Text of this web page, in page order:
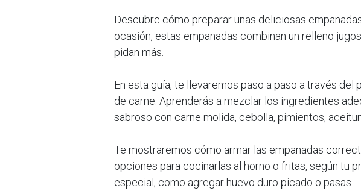
Descubre cómo preparar unas deliciosas
ocasión, estas empanadas combinan un relleno
pidan más.
En esta guía, te llevaremos paso a paso a través
de carne. Aprenderás a mezclar los ingredientes
sabroso con carne molida, cebolla, pimientos,
Te mostraremos cómo armar las empanadas
opciones para cocinarlas al horno o fritas, según tu
especial, como agregar huevo duro picado o pasas.